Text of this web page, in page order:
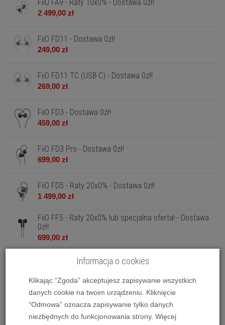
FiiO FA9 - Raty 10x0% - Dostawa 0zł!
2 499,00 zł
FiiO FD11 - Dostawa 0zł!
249,00 zł
FiiO FD11 TC (USB-C) - Dostawa 0zł!
269,00 zł
FiiO FD3 - Dostawa 0zł!
459,00 zł
FiiO FD3 Pro - Dostawa 0zł!
699,00 zł
FiiO FD5 - Raty 20x0% - Dostawa 0zł!
1 499,00 zł
FiiO FF5 - Raty 20x0% lub specjalna oferta! - Dostawa
0zł!
699,00 zł
FiiO FH11 - Dostawa 0zł!
FiiO FH3 - Dostawa 0zł!
499,00 zł
Informacja o cookies
Klikając “Zgoda” akceptujesz zapisywanie wszystkich
danych cookie na twoim urządzeniu. Kliknięcie
“Odmowa” oznacza zapisywanie tylko danych
niezbędnych do funkcjonowania strony. Więcej